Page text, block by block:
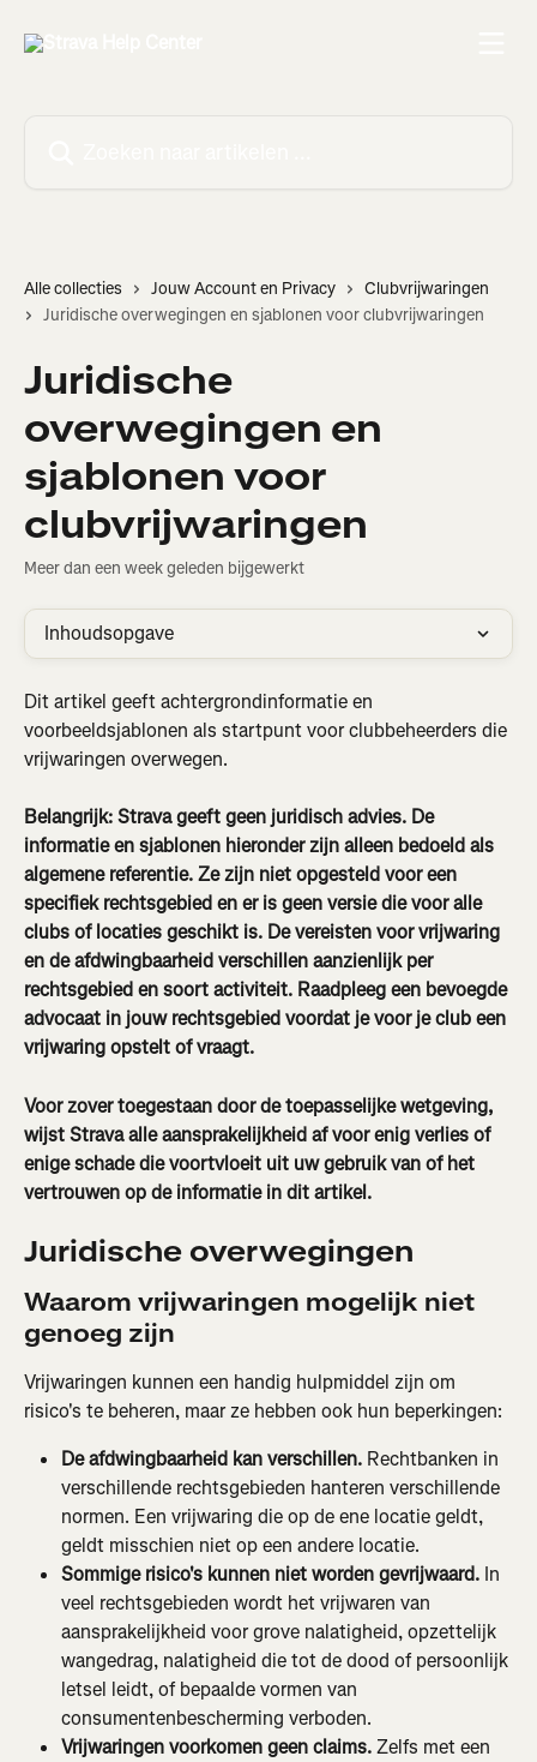
Alle collecties Jouw Account en Privacy
Clubvrijwaringen
Juridische overwegingen en sjablonen voor clubvrijwaringen
Juridische
overwegingen en
sjablonen voor
clubvrijwaringen
Meer dan een week geleden bijgewerkt
Inhoudsopgave
Dit artikel geeft achtergrondinformatie en
voorbeeldsjablonen als startpunt voor clubbeheerders die
vrijwaringen overwegen.
Belangrijk: Strava geeft geen juridisch advies. De
informatie en sjablonen hieronder zijn alleen bedoeld als
algemene referentie. Ze zijn niet opgesteld voor een
specifiek rechtsgebied en er is geen versie die voor alle
clubs of locaties geschikt is. De vereisten voor vrijwaring
en de afdwingbaarheid verschillen aanzienlijk per
rechtsgebied en soort activiteit. Raadpleeg een bevoegde
advocaat in jouw rechtsgebied voordat je voor je club een
vrijwaring opstelt of vraagt.
Voor zover toegestaan door de toepasselijke wetgeving,
wijst Strava alle aansprakelijkheid af voor enig verlies of
enige schade die voortvloeit uit uw gebruik van of het
vertrouwen op de informatie in dit artikel.
Juridische overwegingen
Waarom vrijwaringen mogelijk niet
genoeg zijn
Vrijwaringen kunnen een handig hulpmiddel zijn om
risico's te beheren, maar ze hebben ook hun beperkingen:
De afdwingbaarheid kan verschillen. Rechtbanken in
verschillende rechtsgebieden hanteren verschillende
normen. Een vrijwaring die op de ene locatie geldt,
geldt misschien niet op een andere locatie.
Sommige risico's kunnen niet worden gevrijwaard. In
veel rechtsgebieden wordt het vrijwaren van
aansprakelijkheid voor grove nalatigheid, opzettelijk
wangedrag, nalatigheid die tot de dood of persoonlijk
letsel leidt, of bepaalde vormen van
consumentenbescherming verboden.
Vrijwaringen voorkomen geen claims. Zelfs met een